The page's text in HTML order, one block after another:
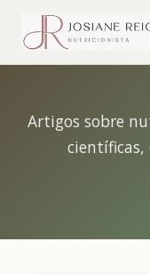
Artigos sobre
científicas,